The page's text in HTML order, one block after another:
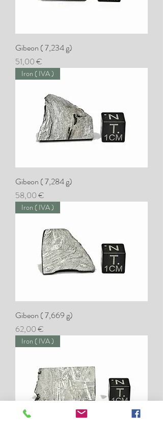
Gibeon ( 7,234 g)
Preis
51,00 €
Iron ( IVA )
Gibeon ( 7,284 g)
Preis
58,00 €
Iron ( IVA )
Gibeon ( 7,669 g)
Preis
62,00 €
Iron ( IVA )